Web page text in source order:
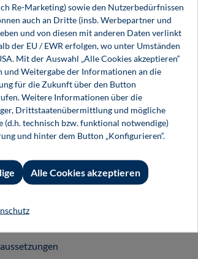
4,80 €*
9,99 €*
E-Book (PDF)
Für Autor-/innen
Fachbuch publizieren
Re-Marketing) sowie den Nutzerbedürfnissen
auch an Dritte (insb. Werbepartner und
und von diesen mit anderen Daten verlinkt
der EU / EWR erfolgen, wo unter Umständen
Mit der Auswahl „Alle Cookies akzeptieren“
und Weitergabe der Informationen an die
für die Zukunft über den Button
Weitere Informationen über die
Drittstaatenübermittlung und mögliche
technisch bzw. funktional notwendige)
und hinter dem Button „Konfigurieren“.
Alle Cookies akzeptieren